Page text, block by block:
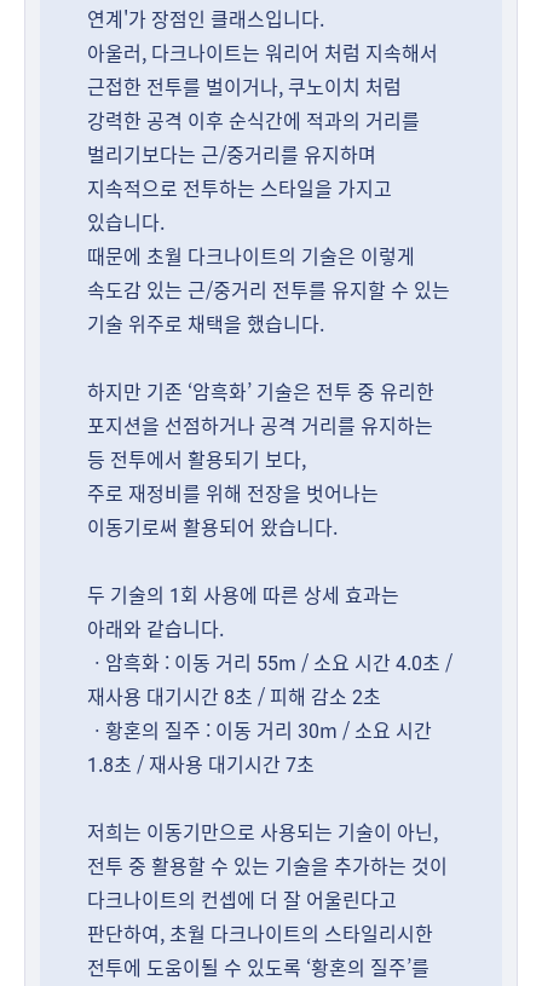
연계'가 장점인 클래스입니다.
아울러, 다크나이트는 워리어 처럼 지속해서
근접한 전투를 벌이거나, 쿠노이치 처럼
강력한 공격 이후 순식간에 적과의 거리를
벌리기보다는 근/중거리를 유지하며
지속적으로 전투하는 스타일을 가지고
있습니다.
때문에 초월 다크나이트의 기술은 이렇게
속도감 있는 근/중거리 전투를 유지할 수 있는
기술 위주로 채택을 했습니다.
하지만 기존 ‘암흑화’ 기술은 전투 중 유리한
포지션을 선점하거나 공격 거리를 유지하는
등 전투에서 활용되기 보다,
주로 재정비를 위해 전장을 벗어나는
이동기로써 활용되어 왔습니다.
두 기술의 1회 사용에 따른 상세 효과는
아래와 같습니다.
ㆍ암흑화 : 이동 거리 55m / 소요 시간 4.0초 /
재사용 대기시간 8초 / 피해 감소 2초
ㆍ황혼의 질주 : 이동 거리 30m / 소요 시간
1.8초 / 재사용 대기시간 7초
저희는 이동기만으로 사용되는 기술이 아닌,
전투 중 활용할 수 있는 기술을 추가하는 것이
다크나이트의 컨셉에 더 잘 어울린다고
판단하여, 초월 다크나이트의 스타일리시한
전투에 도움이될 수 있도록 ‘황혼의 질주’를